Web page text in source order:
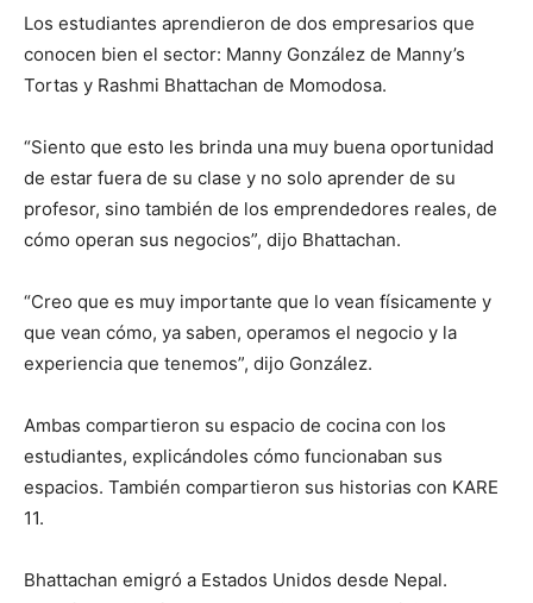
Los estudiantes aprendieron de dos empresarios que
conocen bien el sector: Manny González de Manny’s
Tortas y Rashmi Bhattachan de Momodosa.
“Siento que esto les brinda una muy buena oportunidad
de estar fuera de su clase y no solo aprender de su
profesor, sino también de los emprendedores reales, de
cómo operan sus negocios”, dijo Bhattachan.
“Creo que es muy importante que lo vean físicamente y
que vean cómo, ya saben, operamos el negocio y la
experiencia que tenemos”, dijo González.
Ambas compartieron su espacio de cocina con los
estudiantes, explicándoles cómo funcionaban sus
espacios. También compartieron sus historias con KARE
11.
Bhattachan emigró a Estados Unidos desde Nepal.